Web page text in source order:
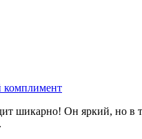
комплимент
шикарно! Он яркий, но в